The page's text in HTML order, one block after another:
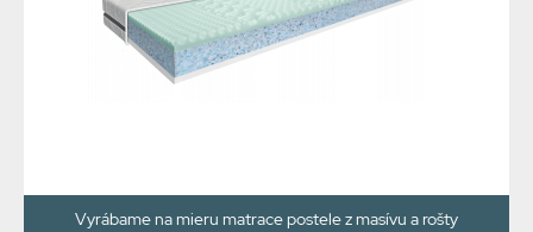
Vyrábame na mieru matrace postele z masívu a rošty